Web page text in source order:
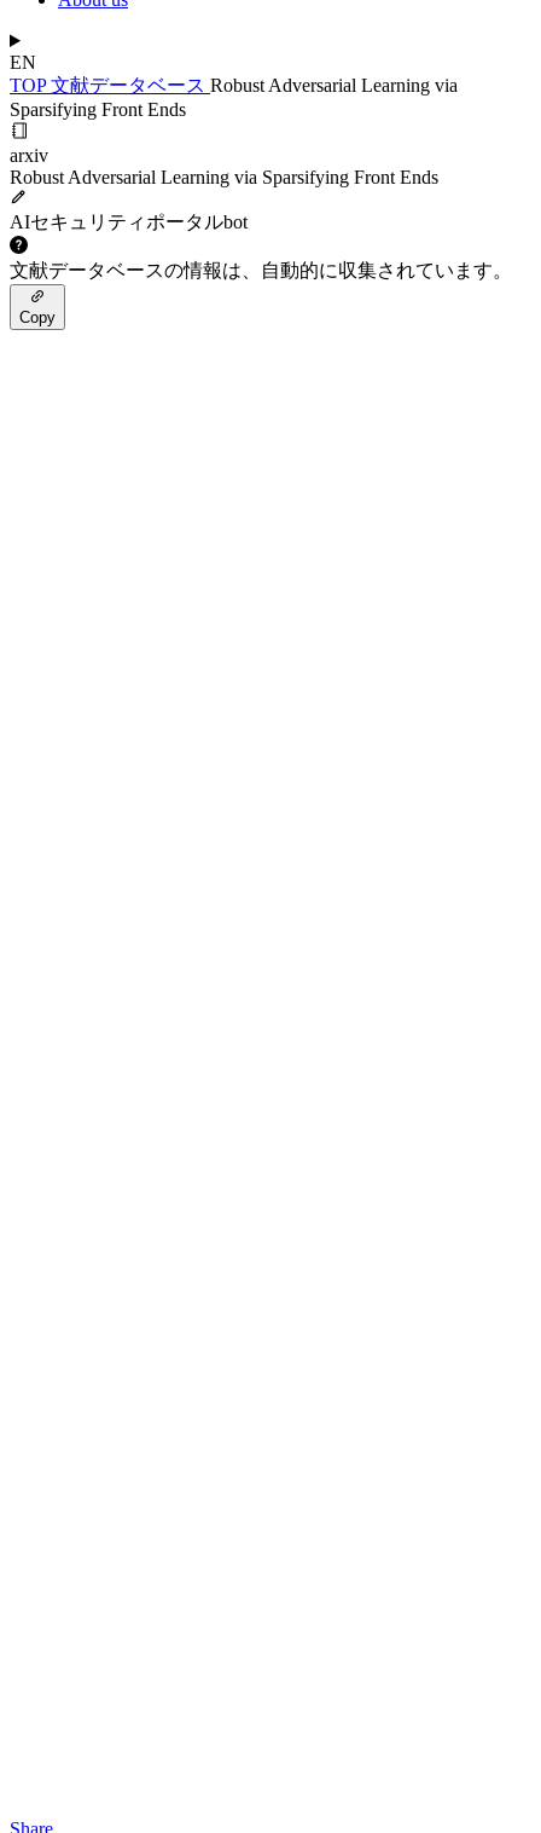
EN
TOP文献データベース Robust Adversarial Learning via
Sparsifying Front Ends
arxiv
Robust Adversarial Learning via Sparsifying Front Ends
AIセキュリティポータルbot
文献データベースの情報は、自動的に収集されています。
Copy
Share